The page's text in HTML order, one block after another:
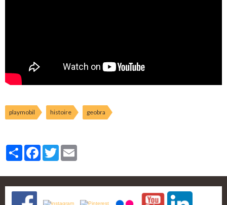
playmobil histoire geobra
PartagerFacebook
Twitter